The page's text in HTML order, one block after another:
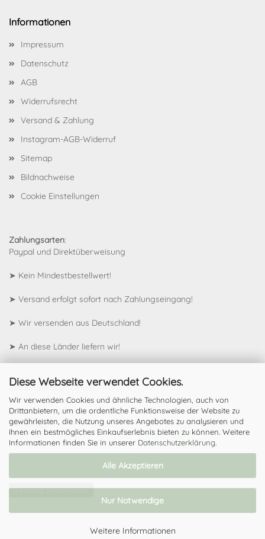
Diese Webseite verwendet Cookies.
Wir verwenden Cookies und ähnliche Technologien, auch von
Drittanbietern, um die ordentliche Funktionsweise der Website zu
gewährleisten, die Nutzung unseres Angebotes zu analysieren und
Ihnen ein bestmögliches Einkaufserlebnis bieten zu können. Weitere
Informationen finden Sie in unserer Datenschutzerklärung.
Alle Akzeptieren
Nur Notwendige
Weitere Informationen
Informationen
Impressum
Datenschutz
AGB
Widerrufsrecht
Versand & Zahlung
Instagram-AGB-Widerruf
Sitemap
Bildnachweise
Cookie Einstellungen
Zahlungsarten:
Paypal und Direktüberweisung
➤ Kein Mindestbestellwert!
➤ Versand erfolgt sofort nach Zahlungseingang!
➤ Wir versenden aus Deutschland!
➤ An diese Länder liefern wir!
Öffnungszeiten Office:
Montag - Freitag
09:00 Uhr - 18:00 Uhr
Samstag
09:00 Uhr - 13:00 Uhr
Vertrag widerrufen